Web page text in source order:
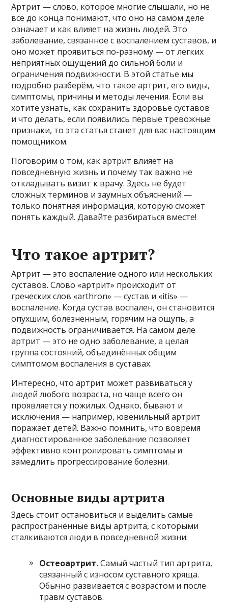
Артрит — слово, которое многие слышали, но не
все до конца понимают, что оно на самом деле
означает и как влияет на жизнь людей. Это
заболевание, связанное с воспалением суставов, и
оно может проявиться по-разному — от легких
неприятных ощущений до сильной боли и
ограничения подвижности. В этой статье мы
подробно разберём, что такое артрит, его виды,
симптомы, причины и методы лечения. Если вы
хотите узнать, как сохранить здоровье суставов
и что делать, если появились первые тревожные
признаки, то эта статья станет для вас настоящим
помощником.
Поговорим о том, как артрит влияет на
повседневную жизнь и почему так важно не
откладывать визит к врачу. Здесь не будет
сложных терминов и заумных объяснений —
только понятная информация, которую сможет
понять каждый. Давайте разбираться вместе!
Что такое артрит?
Артрит — это воспаление одного или нескольких
суставов. Слово «артрит» происходит от
греческих слов «arthron» — сустав и «itis» —
воспаление. Когда сустав воспален, он становится
опухшим, болезненным, горячим на ощупь, а
подвижность ограничивается. На самом деле
артрит — это не одно заболевание, а целая
группа состояний, объединённых общим
симптомом воспаления в суставах.
Интересно, что артрит может развиваться у
людей любого возраста, но чаще всего он
проявляется у пожилых. Однако, бывают и
исключения — например, ювенильный артрит
поражает детей. Важно помнить, что вовремя
диагностированное заболевание позволяет
эффективно контролировать симптомы и
замедлить прогрессирование болезни.
Основные виды артрита
Здесь стоит остановиться и выделить самые
распространённые виды артрита, с которыми
сталкиваются люди в повседневной жизни:
Остеоартрит.Самый частый тип артрита,
связанный с износом суставного хряща.
Обычно развивается с возрастом и после
травм суставов.